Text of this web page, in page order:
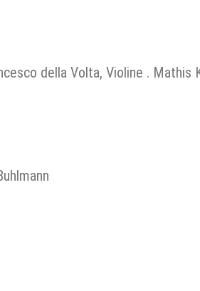
della Volta, Violine . Mathis